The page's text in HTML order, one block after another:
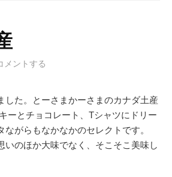
メントする
した。とーさまかーさまのカナダ土産
ーとチョコレート、Tシャツにドリー
ながらもなかなかのセレクトです。
いのほか大味でなく、そこそこ美味し